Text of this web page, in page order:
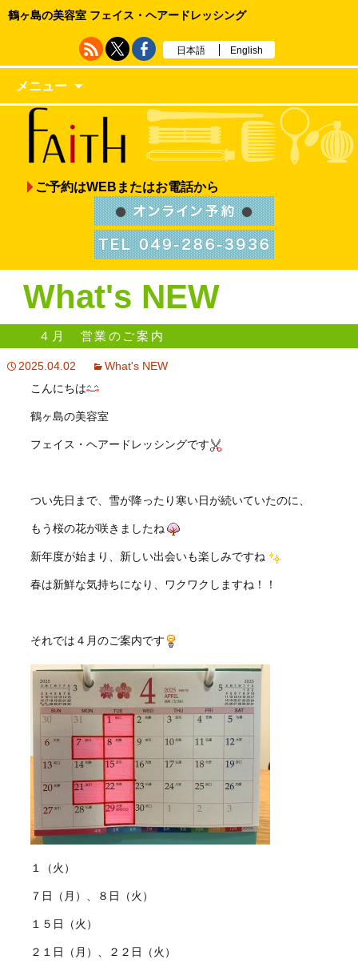
鶴ヶ島の美容室 フェイス・ヘアードレッシング
日本語 English
メニュー
ご予約はWEBまたはお電話から
What's NEW
４月 営業のご案内
2025.04.02
What's NEW
こんにちは
鶴ヶ島の美容室
フェイス・ヘアードレッシングです
つい先日まで、雪が降ったり寒い日が続いていたのに、
もう桜の花が咲きましたね
新年度が始まり、新しい出会いも楽しみですね
春は新鮮な気持ちになり、ワクワクしますね！！
それでは４月のご案内です
１（火）
７日（月）、８日（火）
１５日（火）
２１日（月）、２２日（火）